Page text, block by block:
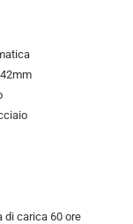
di carica 60 ore